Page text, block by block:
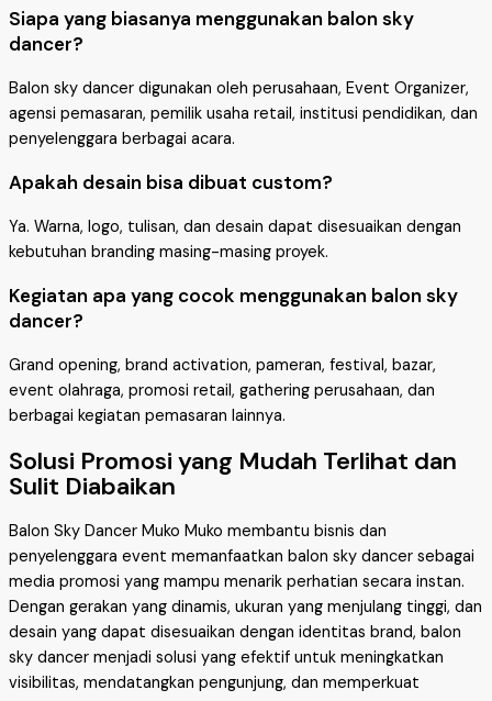
Siapa yang biasanya menggunakan balon sky
dancer?
Balon sky dancer digunakan oleh perusahaan, Event Organizer,
agensi pemasaran, pemilik usaha retail, institusi pendidikan, dan
penyelenggara berbagai acara.
Apakah desain bisa dibuat custom?
Ya. Warna, logo, tulisan, dan desain dapat disesuaikan dengan
kebutuhan branding masing-masing proyek.
Kegiatan apa yang cocok menggunakan balon sky
dancer?
Grand opening, brand activation, pameran, festival, bazar,
event olahraga, promosi retail, gathering perusahaan, dan
berbagai kegiatan pemasaran lainnya.
Solusi Promosi yang Mudah Terlihat dan
Sulit Diabaikan
Balon Sky Dancer Muko Muko membantu bisnis dan
penyelenggara event memanfaatkan balon sky dancer sebagai
media promosi yang mampu menarik perhatian secara instan.
Dengan gerakan yang dinamis, ukuran yang menjulang tinggi, dan
desain yang dapat disesuaikan dengan identitas brand, balon
sky dancer menjadi solusi yang efektif untuk meningkatkan
visibilitas, mendatangkan pengunjung, dan memperkuat